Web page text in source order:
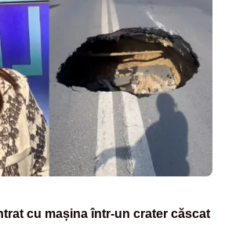
cu mașina într-un crater căscat